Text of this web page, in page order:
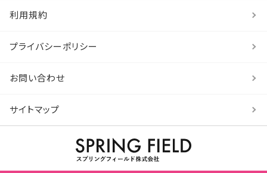
利用規約
プライバシーポリシー
お問い合わせ
サイトマップ